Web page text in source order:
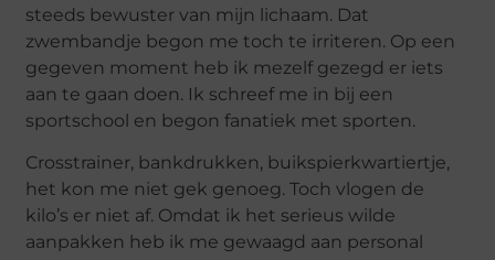
steeds bewuster van mijn lichaam. Dat
zwembandje begon me toch te irriteren. Op een
gegeven moment heb ik mezelf gezegd er iets
aan te gaan doen. Ik schreef me in bij een
sportschool en begon fanatiek met sporten.
Crosstrainer, bankdrukken, buikspierkwartiertje,
het kon me niet gek genoeg. Toch vlogen de
kilo’s er niet af. Omdat ik het serieus wilde
aanpakken heb ik me gewaagd aan personal